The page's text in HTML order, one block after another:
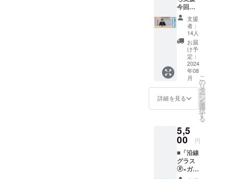
立区・荒川
区の物語を
届けるメ
ディア「ト
ツ」の編集
長を務めて
現在、「ト
ナーノー
ツ」では、
地域の100人
以上との繋
がりで作る
今回の
クラ
ファン
を企画
した
「トネ
リライ
ナー
ノー
ツ」編
集長の
大島か
ら、
CAMPF
メッ
セージ
機能を
使っ
て、御
礼メッ
支援
者：
14人
お届
け予
定：
2024
年08
月
詳細を見る
こ
の
リ
タ
ー
ン
を
選
択
す
る
5,5
00 円
■「沿線
グラス
🄬×ガチ
アダ